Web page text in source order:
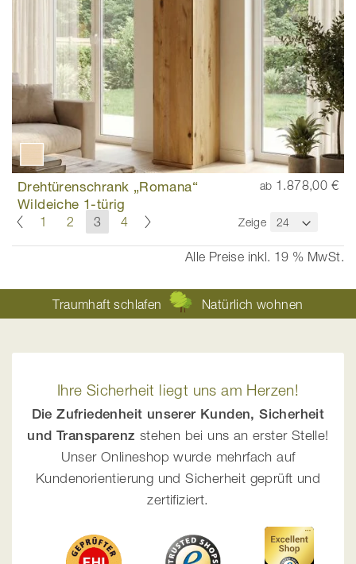
Drehtürenschrank „Romana“
Wildeiche 1-türig
ab 1.878,00 €
SeiteSeite
Zurück
Seite
1 Seite
2
Sie
lesen
gerade
3 Seite
4 Zeige
Alle Preise inkl. 19 % MwSt.
Traumhaft schlafen Natürlich wohnen
Ihre Sicherheit liegt uns am Herzen!
Die Zufriedenheit unserer Kunden, Sicherheit
und Transparenz stehen bei uns an erster Stelle!
Unser Onlineshop wurde mehrfach auf
Kundenorientierung und Sicherheit geprüft und
zertifiziert.